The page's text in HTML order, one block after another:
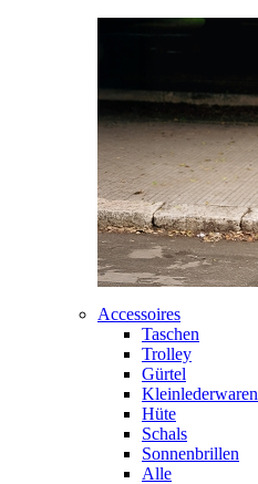
Accessoires
Taschen
Trolley
Gürtel
Kleinlederwaren
Hüte
Schals
Sonnenbrillen
Alle